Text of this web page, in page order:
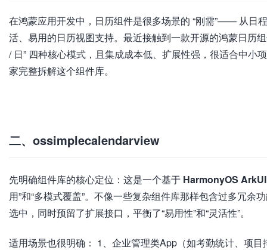
在鸿蒙应用开发中，日历组件是很多场景的 “刚需”—— 从日
活、易用的日历视图支持。最近接触到一款开源的鸿蒙日历
/ 日” 四种核心模式，且集成成本低、扩展性强，很适合中
家完整拆解这个组件库。
二、ossimplecalendarview
先明确组件库的核心定位：这是一个基于 HarmonyOS
用”和“多模式覆盖”。不像一些复杂组件库那样包含过多冗
选中，同时预留了扩展接口，平衡了“易用性”和“灵活性”。
适用场景也很明确： 1、企业管理类App（如考勤统计、项